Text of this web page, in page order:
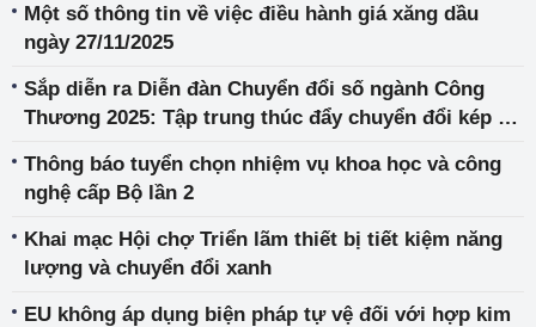
Một số thông tin về việc điều hành giá xăng dầu
ngày 27/11/2025
Sắp diễn ra Diễn đàn Chuyển đổi số ngành Công
Thương 2025: Tập trung thúc đẩy chuyển đổi kép -
Thông báo tuyển chọn nhiệm vụ khoa học và công
nghệ cấp Bộ lần 2
Khai mạc Hội chợ Triển lãm thiết bị tiết kiệm năng
lượng và chuyển đổi xanh
EU không áp dụng biện pháp tự vệ đối với hợp kim